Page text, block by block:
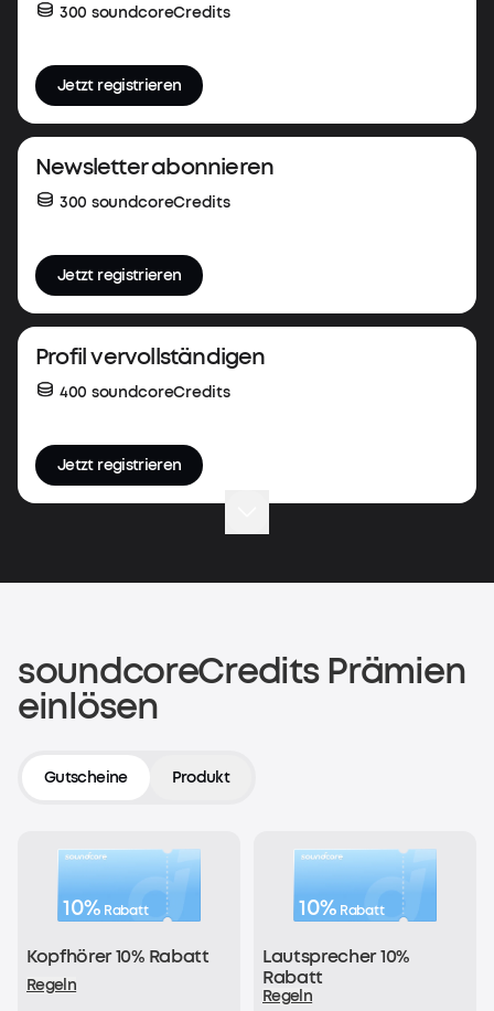
300 soundcoreCredits
Jetzt registrieren
Newsletter abonnieren
300 soundcoreCredits
Jetzt registrieren
Profil vervollständigen
400 soundcoreCredits
Jetzt registrieren
200 soundcoreCredits
Jetzt shoppen
200 soundcoreCredits
Jetzt registrieren
Für jeden Einkauf erhältst du
1€ = 1 soundcoreCredit
soundcoreCredits Prämien
einlösen
Gutscheine Produkt
10% Rabatt
Kopfhörer 10% Rabatt
Regeln
10% Rabatt
Lautsprecher 10%
Rabatt
Regeln